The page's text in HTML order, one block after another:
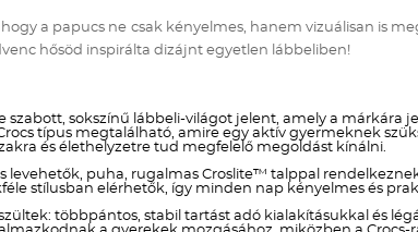
a papucs ne csak kényelmes, hanem vizuálisan is
hősöd inspirálta dizájnt egyetlen lábbeliben!
sokszínű lábbeli-világot jelent, amely a márkára
típus megtalálható, amire egy aktív gyermeknek
és élethelyzetre tud megfelelő megoldást kínálni.
levehetők, puha, rugalmas Croslite™ talppal
stílusban elérhetők, így minden nap kényelmes és
többpántos, stabil tartást adó kialakításukkal és